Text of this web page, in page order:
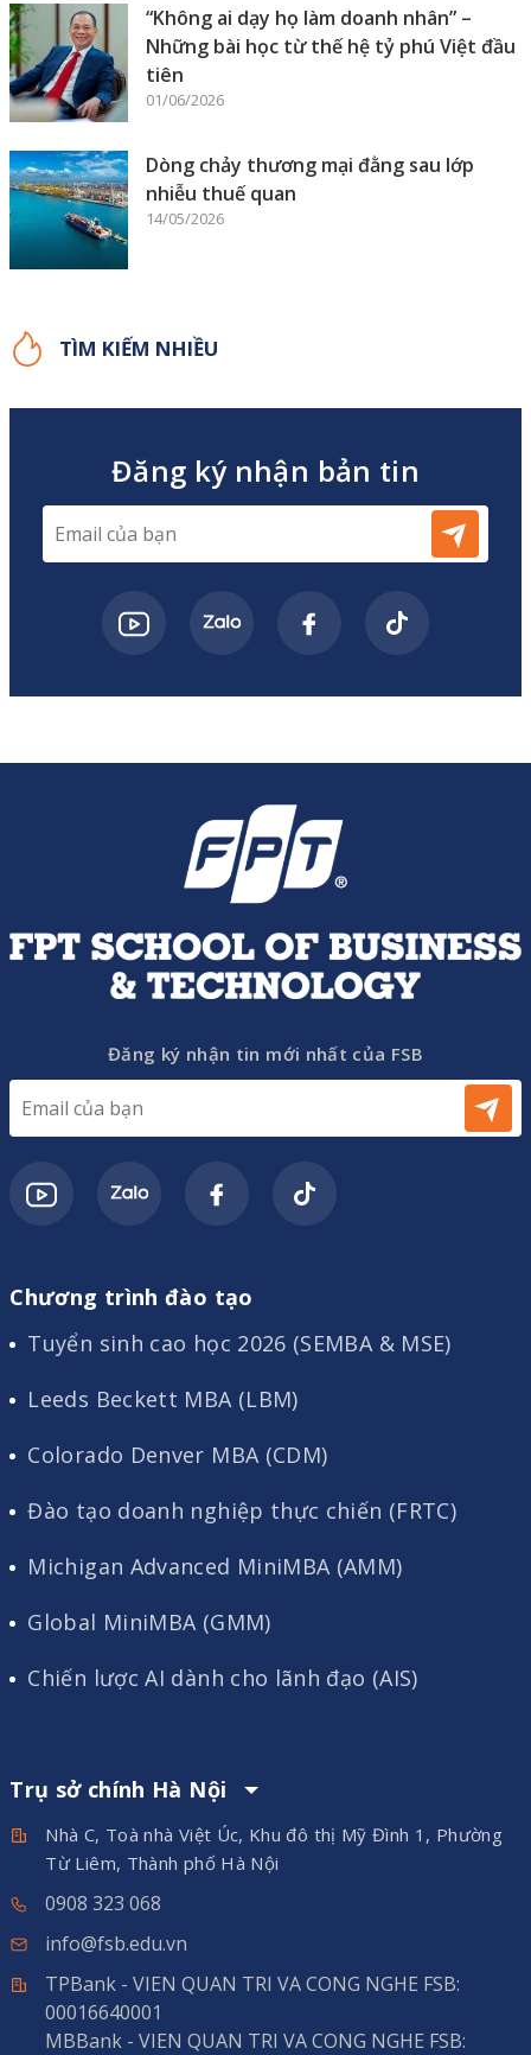
“Không ai dạy họ làm doanh nhân” –
Những bài học từ thế hệ tỷ phú Việt đầu
tiên
01/06/2026
Dòng chảy thương mại đằng sau lớp
nhiễu thuế quan
14/05/2026
TÌM KIẾM NHIỀU
Đăng ký nhận bản tin
Đăng ký nhận tin mới nhất của FSB
Chương trình đào tạo
Tuyển sinh cao học 2026 (SEMBA & MSE)
Leeds Beckett MBA (LBM)
Colorado Denver MBA (CDM)
Đào tạo doanh nghiệp thực chiến (FRTC)
Michigan Advanced MiniMBA (AMM)
Global MiniMBA (GMM)
Chiến lược AI dành cho lãnh đạo (AIS)
Trụ sở chính Hà Nội
Nhà C, Toà nhà Việt Úc, Khu đô thị Mỹ Đình 1, Phường
Từ Liêm, Thành phố Hà Nội
0908 323 068
info@fsb.edu.vn
TPBank - VIEN QUAN TRI VA CONG NGHE FSB:
00016640001
MBBank - VIEN QUAN TRI VA CONG NGHE FSB: